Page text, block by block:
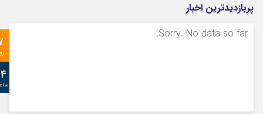
پربازدیدترین اخبار
Sorry. No data so far.